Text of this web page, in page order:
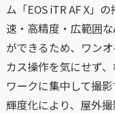
ム「EOS iTR AF X」
速・高精度・広範囲
ができるため、ワン
カス操作を気にせず
ワークに集中して撮
輝度化により、屋外